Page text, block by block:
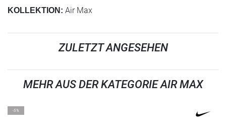
KOLLEKTION: Air Max
ZULETZT ANGESEHEN
MEHR AUS DER KATEGORIE AIR MAX
-5%